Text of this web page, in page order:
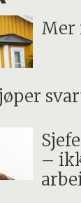
Mer
–